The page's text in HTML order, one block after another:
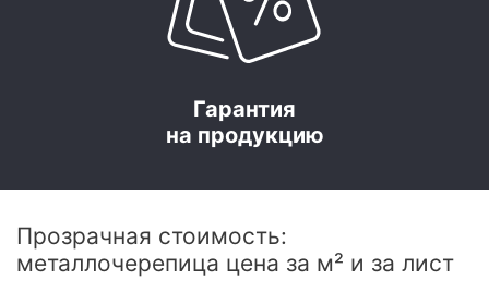
Гарантия
на продукцию
Прозрачная стоимость:
металлочерепица цена за м² и за лист